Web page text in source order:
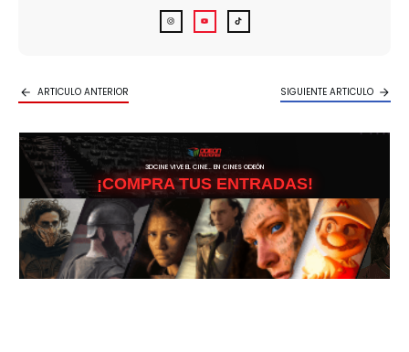
ARTICULO ANTERIOR SIGUIENTE ARTICULO
3DCINE VIVE EL CINE… EN CINES ODEÓN
¡COMPRA TUS ENTRADAS!